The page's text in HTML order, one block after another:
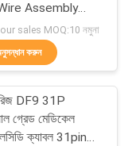
77
Assembly
sales MOQ:10 নমুনা
করুন
DF9 31P
গ্রেড মেডিকেল
ক্যাবল 31pin